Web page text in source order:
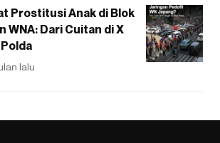
Prostitusi Anak di Blok
WNA: Dari Cuitan di X
lalu